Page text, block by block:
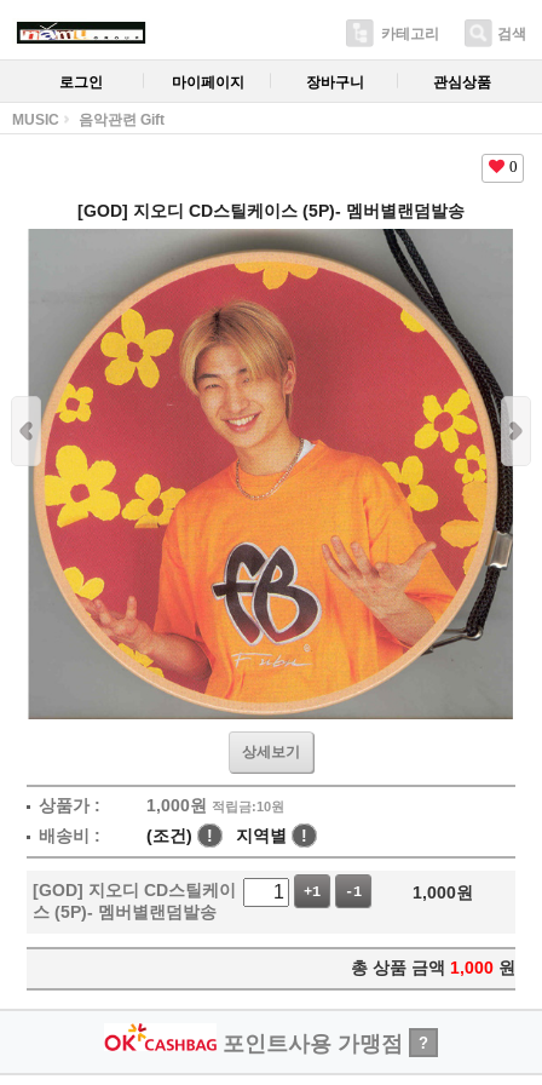
카테고리 검색
로그인 마이페이지 장바구니 관심상품
MUSIC 음악관련 Gift
0
[GOD] 지오디 CD스틸케이스 (5P)- 멤버별랜덤발송
상세보기
상품가 : 1,000원 적립금:10원
배송비 : (조건) ! 지역별 !
[GOD] 지오디 CD스틸케이
스 (5P)- 멤버별랜덤발송
+1 -1 1,000원
총 상품 금액 1,000 원
포인트사용 가맹점 ?